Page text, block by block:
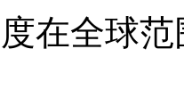
在全球